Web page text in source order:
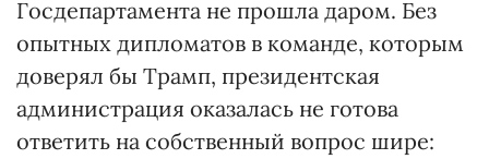
Госдепартамента не прошла даром. Без
опытных дипломатов в команде, которым
доверял бы Трамп, президентская
администрация оказалась не готова
ответить на собственный вопрос шире: